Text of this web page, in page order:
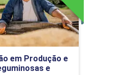
10h
em Produção e
e
do curso
Inscrição